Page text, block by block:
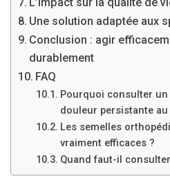
Une solution adaptée aux
Conclusion : agir
durablement
FAQ
Pourquoi consulter
douleur persistante au
Les semelles
vraiment efficaces ?
Quand faut-il